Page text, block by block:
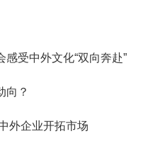
受中外文化“双向奔赴”
向？
外企业开拓市场